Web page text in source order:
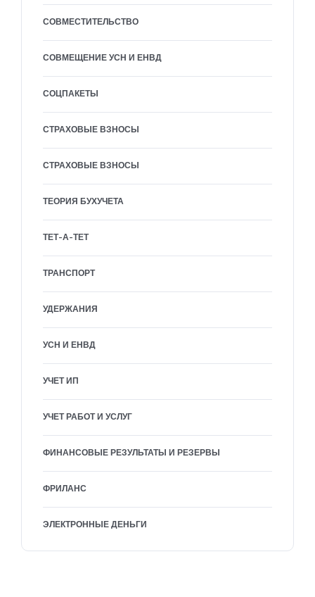
СОВМЕСТИТЕЛЬСТВО
СОВМЕЩЕНИЕ УСН И ЕНВД
СОЦПАКЕТЫ
СТРАХОВЫЕ ВЗНОСЫ
СТРАХОВЫЕ ВЗНОСЫ
ТЕОРИЯ БУХУЧЕТА
ТЕТ-А-ТЕТ
ТРАНСПОРТ
УДЕРЖАНИЯ
УСН И ЕНВД
УЧЕТ ИП
УЧЕТ РАБОТ И УСЛУГ
ФИНАНСОВЫЕ РЕЗУЛЬТАТЫ И РЕЗЕРВЫ
ФРИЛАНС
ЭЛЕКТРОННЫЕ ДЕНЬГИ